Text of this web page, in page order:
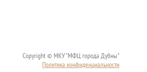
Copyright © МКУ "МФЦ города Дубны"
Политика конфиденциальности